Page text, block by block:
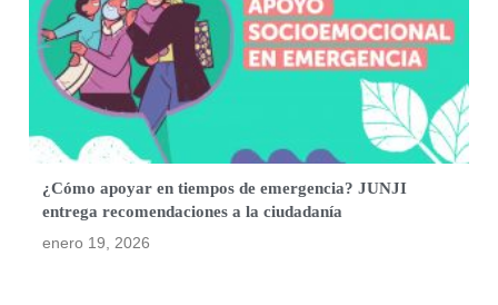
¿Cómo apoyar en tiempos de emergencia? JUNJI
entrega recomendaciones a la ciudadanía
enero 19, 2026